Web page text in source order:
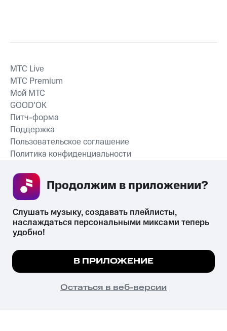
СКАЧАТЬ ПРИЛОЖЕНИЕ
MTС Live
MTС Premium
Мой МТС
GOOD’OK
Питч-форма
Поддержка
Пользовательское соглашение
Политика конфиденциальности
психотропных веществ, их аналогов причиняет вред здоровью,
их незаконный оборот запрещён и влечёт установленную
законодательством ответственность.
© 2026 ООО «КИОН».
Все права защищены
Мы используем куки, чтобы на сайте все
Подробнее
ПОНЯТНО
Слушать музыку, создавать плейлисты,
наслаждаться персональными миксами теперь
удобно!
В ПРИЛОЖЕНИЕ
Остаться в веб-версии